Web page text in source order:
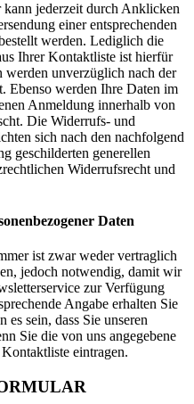
jederzeit durch Anklicken
einer entsprechenden
werden. Lediglich die
Ihrer Kontaktliste ist hierfür
werden unverzüglich nach der
Ebenso werden Ihre Daten im
Anmeldung innerhalb von
Die Widerrufs- und
sich nach den nachfolgend
geschilderten generellen
Widerrufsrecht und
Daten
ist zwar weder vertraglich
jedoch notwendig, damit wir
zur Verfügung
Angabe erhalten Sie
sein, dass Sie unseren
Sie die von uns angegebene
eintragen.